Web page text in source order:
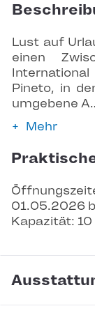
Lust auf
einen
Pineto, in
umgebene
Mehr
01.05.2026
Kapazität: